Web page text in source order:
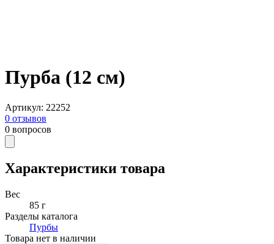
Пурба (12 см)
Артикул: 22252
0 отзывов
0 вопросов
Характеристики товара
Вес
85 г
Разделы каталога
Пурбы
Товара нет в наличии